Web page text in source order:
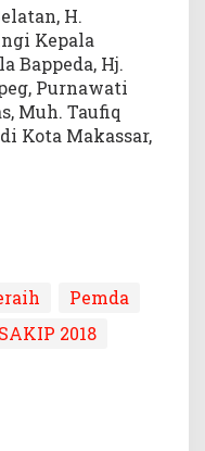
H.
Kepala
Bappeda, Hj.
Purnawati
Muh. Taufiq
Kota Makassar,
Pemda
SAKIP 2018